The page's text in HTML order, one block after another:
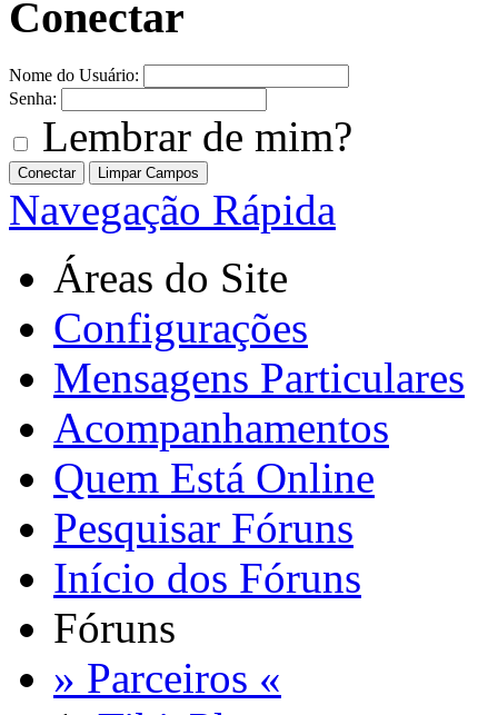
Conectar
Nome do Usuário:
Senha:
Lembrar de mim?
Navegação Rápida
Áreas do Site
Configurações
Mensagens Particulares
Acompanhamentos
Quem Está Online
Pesquisar Fóruns
Início dos Fóruns
Fóruns
» Parceiros «